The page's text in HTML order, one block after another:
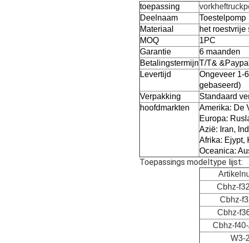
toepassing
Deelnaam
Toestelpomp
Materiaal
het
MOQ
1PC
Garantie
6 maanden
BetalingstermijnT/T&
Levertijd
Ongeveer 1-
gebaseerd)
Verpakking
Standaard
hoofdmarkten
Amerika: De
Europa:
Azië: Iran,
Afrika: Ejypt,
Oceanica:
Toepassings modeltype lijst:
Cbhz-
Cbhz-
Cbhz-
Cbhz-
W3-